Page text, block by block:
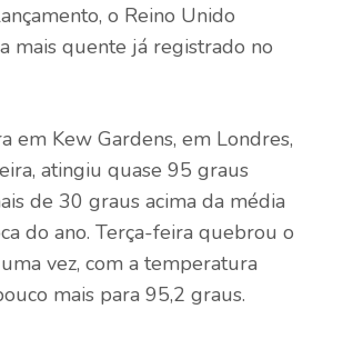
o Reino Unido
mais quente já registrado no
em Kew Gardens, em Londres,
atingiu quase 95 graus
de 30 graus acima da média
do ano. Terça-feira quebrou o
vez, com a temperatura
mais para 95,2 graus.